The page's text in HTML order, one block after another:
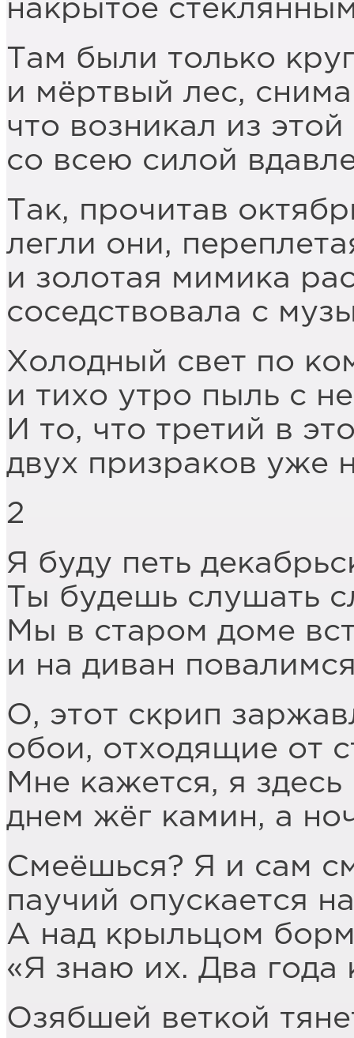
накрытое
Там были только
и мёртвый лес,
что возникал из
со всею силой
Так, прочитав
легли они,
и золотая мимика
соседствовала с
Холодный свет по
и тихо утро пыль с
И то, что третий в
двух призраков уже
2
Я буду петь
Ты будешь слушать
Мы в старом доме
и на диван
О, этот скрип
обои, отходящие от
Мне кажется, я
днем жёг камин, а
Смеёшься? Я и сам
паучий опускается
А над крыльцом
«Я знаю их. Два года
Озябшей веткой